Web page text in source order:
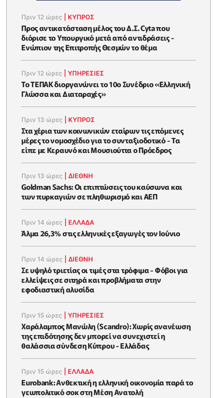
Πριν 12 ώρες ΚΥΠΡΟΣ
Προς αντικατάσταση μέλος του Δ.Σ. Cyta που
διόρισε το Υπουργικό μετά από αντιδράσεις -
Ενώπιον της Επιτροπής Θεσμών το θέμα
Πριν 12 ώρες |ΥΠΗΡΕΣΙΕΣ
Το ΤΕΠΑΚ διοργανώνει το 10ο Συνέδριο «Ελληνική
Γλώσσα και Διαταραχές»
Πριν 13 ώρες ΚΥΠΡΟΣ
Στα χέρια των κοινωνικών εταίρων τις επόμενες
μέρες το νομοσχέδιο για το συνταξιοδοτικό - Τα
είπε με Κεραυνό και Μουσιούττα ο Πρόεδρος
Πριν 13 ώρες |ΔΙΕΘΝΗ
Goldman Sachs: Οι επιπτώσεις του καύσωνα και
των πυρκαγιών σε πληθωρισμό και ΑΕΠ
Πριν 14 ώρες ΕΛΛΆΔΑ
Άλμα 26,3% στις ελληνικές εξαγωγές τον Ιούνιο
Πριν 14 ώρες |ΔΙΕΘΝΗ
Σε υψηλό τριετίας οι τιμές στα τρόφιμα - Φόβοι για
ελλείψεις σε σιτηρά και προβλήματα στην
εφοδιαστική αλυσίδα
Πριν 15 ώρες |ΥΠΗΡΕΣΙΕΣ
Χαράλαμπος Μανώλη (Scandro): Χωρίς ανανέωση
της επιδότησης δεν μπορεί να συνεχιστεί η
θαλάσσια σύνδεση Κύπρου - Ελλάδας
Πριν 15 ώρες ΕΛΛΆΔΑ
Eurobank: Ανθεκτική η ελληνική οικονομία παρά το
γεωπολιτικό σοκ στη Μέση Ανατολή